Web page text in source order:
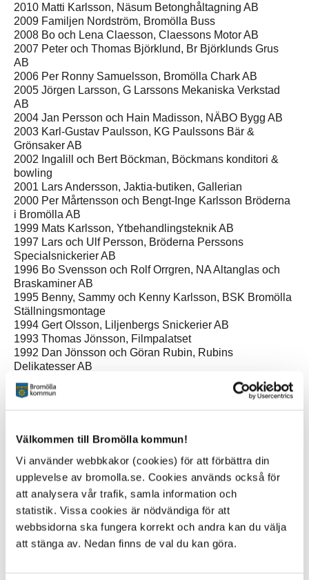
Välkommen till Bromölla kommun!
Vi använder webbkakor (cookies) för att förbättra din
upplevelse av bromolla.se. Cookies används också för
att analysera vår trafik, samla information och
statistik. Vissa cookies är nödvändiga för att
webbsidorna ska fungera korrekt och andra kan du välja
att stänga av. Nedan finns de val du kan göra.
2010 Matti Karlsson, Näsum Betonghåltagning AB
2009 Familjen Nordström, Bromölla Buss
2008 Bo och Lena Claesson, Claessons Motor AB
2007 Peter och Thomas Björklund, Br Björklunds Grus
AB
2006 Per Ronny Samuelsson, Bromölla Chark AB
2005 Jörgen Larsson, G Larssons Mekaniska Verkstad
AB
2004 Jan Persson och Hain Madisson, NÄBO Bygg AB
2003 Karl-Gustav Paulsson, KG Paulssons Bär &
Grönsaker AB
2002 Ingalill och Bert Böckman, Böckmans konditori &
bowling
2001 Lars Andersson, Jaktia-butiken, Gallerian
2000 Per Mårtensson och Bengt-Inge Karlsson Bröderna
i Bromölla AB
1999 Mats Karlsson, Ytbehandlingsteknik AB
1997 Lars och Ulf Persson, Bröderna Perssons
Specialsnickerier AB
1996 Bo Svensson och Rolf Orrgren, NA Altanglas och
Braskaminer AB
1995 Benny, Sammy och Kenny Karlsson, BSK Bromölla
Ställningsmontage
1994 Gert Olsson, Liljenbergs Snickerier AB
1993 Thomas Jönsson, Filmpalatset
1992 Dan Jönsson och Göran Rubin, Rubins
Delikatesser AB
1991 Bertil Ljungholm, Bromölla Glasmästeri HB
1990 Rolf och Bengt Persson, Radiohuset
1987 Kjell Ohlin, Bromölla Taktäckning HB
verkstad
1985 Erik Bryhagen, Bromölla Tryck AB